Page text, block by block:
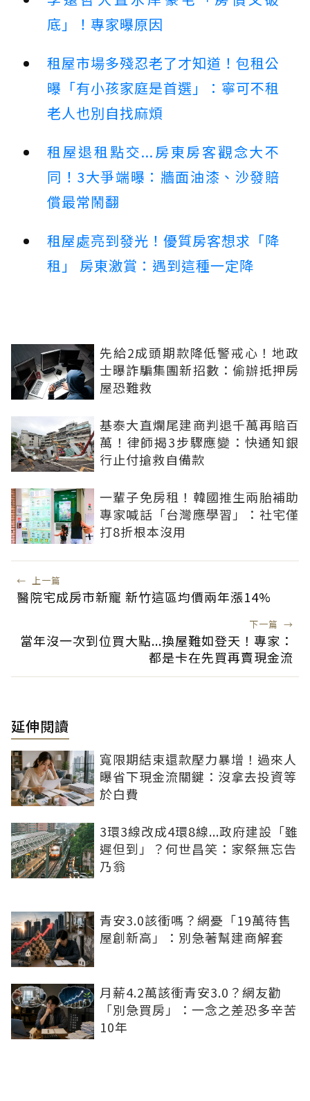
底」！專家曝原因
租屋市場多殘忍老了才知道！包租公
曝「有小孩家庭是首選」：寧可不租
老人也別自找麻煩
租屋退租點交...房東房客觀念大不
同！3大爭端曝：牆面油漆、沙發賠
償最常鬧翻
租屋處亮到發光！優質房客想求「降
租」 房東激賞：遇到這種一定降
先給2成頭期款降低警戒心！地政
士曝詐騙集團新招數：偷辦抵押房
屋恐難救
基泰大直爛尾建商判退千萬再賠百
萬！律師揭3步驟應變：快通知銀
行止付搶救自備款
一輩子免房租！韓國推生兩胎補助
專家喊話「台灣應學習」：社宅僅
打8折根本沒用
← 上一篇
醫院宅成房市新寵 新竹這區均價兩年漲14%
下一篇 →
當年沒一次到位買大點...換屋難如登天！專家：
都是卡在先買再賣現金流
延伸閱讀
寬限期結束還款壓力暴增！過來人
曝省下現金流關鍵：沒拿去投資等
於白費
3環3線改成4環8線...政府建設「雖
遲但到」？何世昌笑：家祭無忘告
乃翁
青安3.0該衝嗎？網憂「19萬待售
屋創新高」：別急著幫建商解套
月薪4.2萬該衝青安3.0？網友勸
「別急買房」：一念之差恐多辛苦
10年